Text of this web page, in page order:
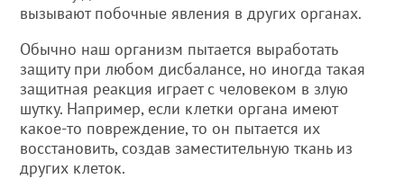
вызывают побочные явления в других органах.
Обычно наш организм пытается выработать
защиту при любом дисбалансе, но иногда такая
защитная реакция играет с человеком в злую
шутку. Например, если клетки органа имеют
какое-то повреждение, то он пытается их
восстановить, создав заместительную ткань из
других клеток.